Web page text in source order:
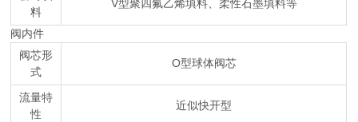
料
V型聚四氟乙烯填料、柔性石墨填料等
阀内件
阀芯形
式
O型球体阀芯
流量特
性
近似快开型